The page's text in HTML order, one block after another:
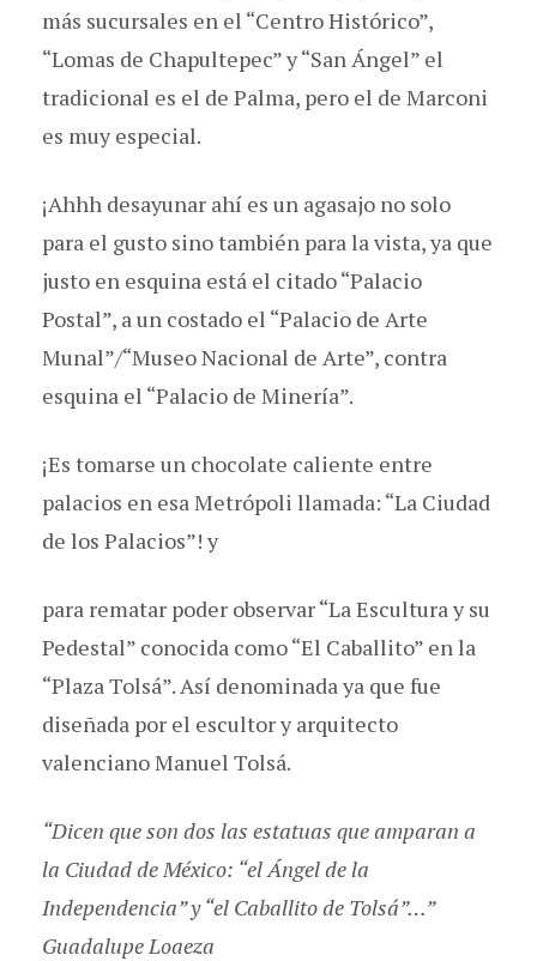
más sucursales en el “Centro Histórico”,
“Lomas de Chapultepec” y “San Ángel” el
tradicional es el de Palma, pero el de Marconi
es muy especial.
¡Ahhh desayunar ahí es un agasajo no solo
para el gusto sino también para la vista, ya que
justo en esquina está el citado “Palacio
Postal”, a un costado el “Palacio de Arte
Munal”/“Museo Nacional de Arte”, contra
esquina el “Palacio de Minería”.
¡Es tomarse un chocolate caliente entre
palacios en esa Metrópoli llamada: “La Ciudad
de los Palacios”! y
para rematar poder observar “La Escultura y su
Pedestal” conocida como “El Caballito” en la
“Plaza Tolsá”. Así denominada ya que fue
diseñada por el escultor y arquitecto
valenciano Manuel Tolsá.
“Dicen que son dos las estatuas que amparan a
la Ciudad de México: “el Ángel de la
Independencia” y “el Caballito de Tolsá”…”
Guadalupe Loaeza